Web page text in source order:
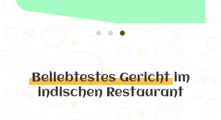
Beliebtestes Gerichtim
indischen Restaurant